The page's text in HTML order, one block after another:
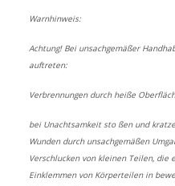
Warnhinweis:
Achtung! Bei unsachgemäßer
auftreten:
Verbrennungen durch heiße
bei Unachtsamkeit sto ßen und
Wunden durch unsachgemäßen
Verschlucken von kleinen Teilen, die
Einklemmen von Körperteilen in